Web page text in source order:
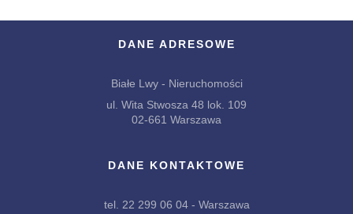
DANE ADRESOWE
Białe Lwy - Nieruchomości
ul. Wita Stwosza 48 lok. 109
02-661 Warszawa
DANE KONTAKTOWE
tel. 22 299 06 04 - Warszawa